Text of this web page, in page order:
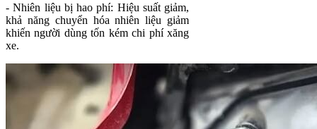
- Nhiên liệu bị hao phí: Hiệu suất giảm,
khả năng chuyển hóa nhiên liệu giảm
khiến người dùng tốn kém chi phí xăng
xe.